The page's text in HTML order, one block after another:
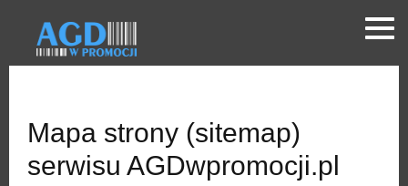
Mapa strony (sitemap)
serwisu AGDwpromocji.pl